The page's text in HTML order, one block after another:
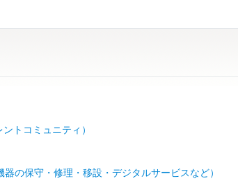
トコミュニティ）
の保守・修理・移設・デジタルサービスなど）